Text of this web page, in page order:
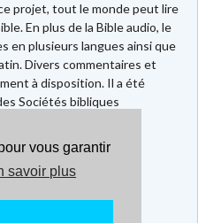
vous garantir
savoir plus
projet, tout le monde peut lire
En plus de la Bible audio, le
en plusieurs langues ainsi que
Divers commentaires et
à disposition. Il a été
Sociétés bibliques